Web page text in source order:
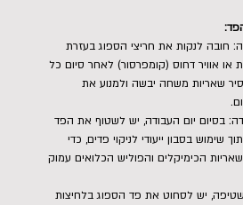
חובה לנקות את חריצי הספוג בעזרת
או אוויר דחוס (קומפרסור) לאחר סיום כל
שאריות משחה יבשה ולמנוע את
בסיום יום העבודה, יש לשטוף את הפד
שימוש בסבון ייעודי לניקוי פדים, כדי
הכימיקלים והפוליש הכלואים עמוק
יש לסחוט את פד הספוג בלחיצות